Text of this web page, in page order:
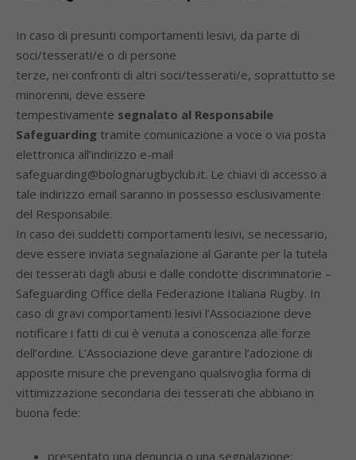
In caso di presunti comportamenti lesivi, da parte di
soci/tesserati/e o di persone
terze, nei confronti di altri soci/tesserati/e, soprattutto se
minorenni, deve essere
tempestivamente segnalato al Responsabile
Safeguarding tramite comunicazione a voce o via posta
elettronica all’indirizzo e-mail
safeguarding@bolognarugbyclub.it. Le chiavi di accesso a
tale indirizzo email saranno in possesso esclusivamente
del Responsabile.
In caso dei suddetti comportamenti lesivi, se necessario,
deve essere inviata segnalazione al Garante per la tutela
dei tesserati dagli abusi e dalle condotte discriminatorie –
Safeguarding Office della Federazione Italiana Rugby. In
caso di gravi comportamenti lesivi l’Associazione deve
notificare i fatti di cui è venuta a conoscenza alle forze
dell’ordine. L’Associazione deve garantire l’adozione di
apposite misure che prevengano qualsivoglia forma di
vittimizzazione secondaria dei tesserati che abbiano in
buona fede:
presentato una denuncia o una segnalazione;